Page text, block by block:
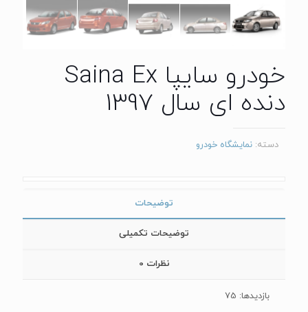
خودرو سایپا Saina Ex
دنده‌ ای سال 1397
دسته: نمایشگاه خودرو
توضیحات
توضیحات تکمیلی
نظرات 0
بازدیدها: 75